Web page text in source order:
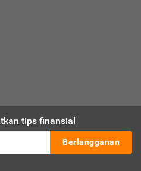
tips finansial
Berlangganan